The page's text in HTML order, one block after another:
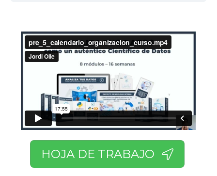
HOJA DE TRABAJO